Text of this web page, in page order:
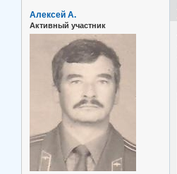
Алексей А.
Активный участник